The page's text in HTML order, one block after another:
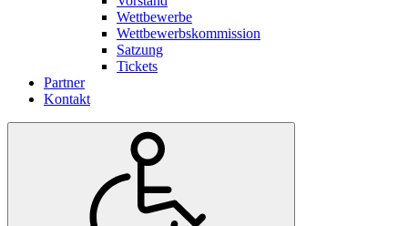
Wettbewerbe
Wettbewerbskommission
Satzung
Tickets
Partner
Kontakt